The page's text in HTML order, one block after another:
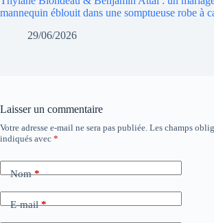
mannequin éblouit dans une somptueuse robe à
29/06/2026
Laisser un commentaire
Votre adresse e-mail ne sera pas publiée. Les champs
indiqués avec *
Nom*
E-mail*